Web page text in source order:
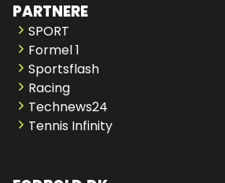
PARTNERE
SPORT
Formel 1
Sportsflash
Racing
Technews24
Tennis Infinity